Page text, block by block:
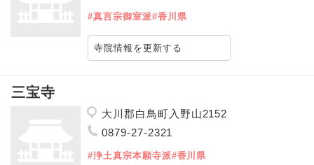
#真言宗御室派#香川県
寺院情報を更新する
三宝寺
大川郡白鳥町入野山2152
0879-27-2321
#浄土真宗本願寺派#香川県